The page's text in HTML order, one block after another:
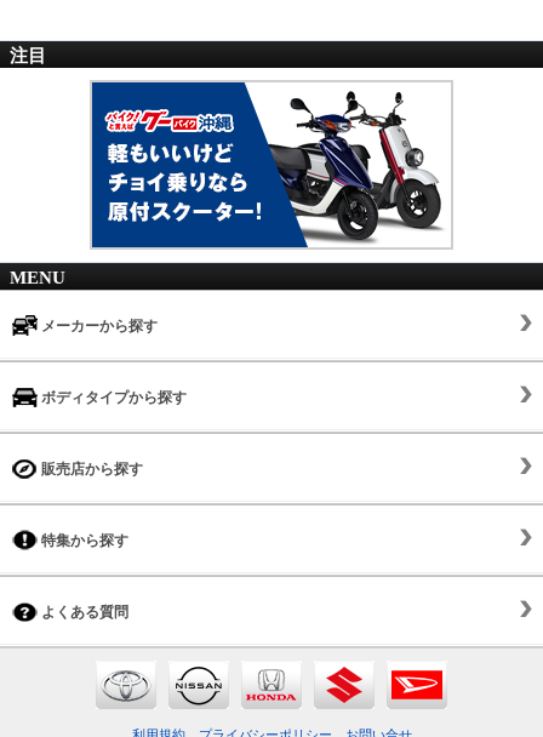
注目
MENU
メーカーから探す
ボディタイプから探す
販売店から探す
特集から探す
よくある質問